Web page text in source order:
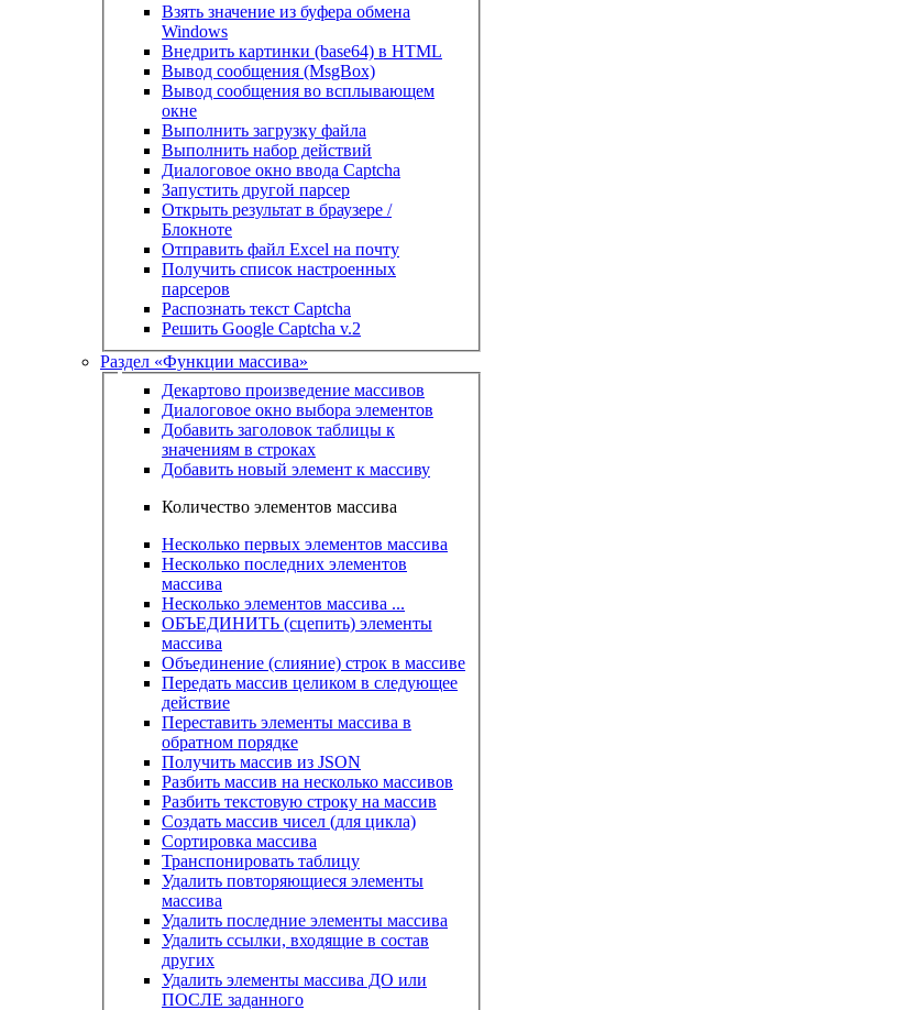
Взять значение из буфера обмена
Windows
Внедрить картинки (base64) в HTML
Вывод сообщения (MsgBox)
Вывод сообщения во всплывающем
окне
Выполнить загрузку файла
Выполнить набор действий
Диалоговое окно ввода Captcha
Запустить другой парсер
Открыть результат в браузере /
Блокноте
Отправить файл Excel на почту
Получить список настроенных
парсеров
Распознать текст Captcha
Решить Google Captcha v.2
Раздел «Функции массива»
Декартово произведение массивов
Диалоговое окно выбора элементов
Добавить заголовок таблицы к
значениям в строках
Добавить новый элемент к массиву
Количество элементов массива
Несколько первых элементов массива
Несколько последних элементов
массива
Несколько элементов массива ...
ОБЪЕДИНИТЬ (сцепить) элементы
массива
Объединение (слияние) строк в массиве
Передать массив целиком в следующее
действие
Переставить элементы массива в
обратном порядке
Получить массив из JSON
Разбить массив на несколько массивов
Разбить текстовую строку на массив
Создать массив чисел (для цикла)
Сортировка массива
Транспонировать таблицу
Удалить повторяющиеся элементы
массива
Удалить последние элементы массива
Удалить ссылки, входящие в состав
других
Удалить элементы массива ДО или
ПОСЛЕ заданного